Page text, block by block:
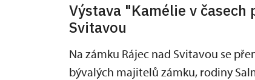
Výstava "Kamélie v
Svitavou
Na zámku Rájec nad Svitavou se
bývalých majitelů zámku, rodiny